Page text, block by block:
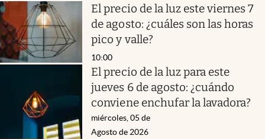
El precio de la luz este viernes 7
de agosto: ¿cuáles son las horas
pico y valle?
10:00
El precio de la luz para este
jueves 6 de agosto: ¿cuándo
conviene enchufar la lavadora?
miércoles, 05 de
Agosto de 2026